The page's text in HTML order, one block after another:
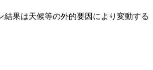
果は天候等の外的要因により変動する